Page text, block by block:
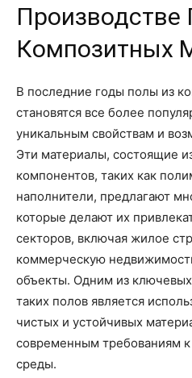
Композитных
В последние годы полы из
становятся все более
уникальным свойствам и
Эти материалы, состоящие
компонентов, таких как
наполнители, предлагают
которые делают их
секторов, включая жилое
коммерческую
объекты. Одним из
таких полов является
чистых и устойчивых
современным требованиям
среды.